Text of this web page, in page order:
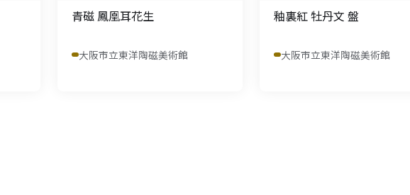
青磁 鳳凰耳花生
大阪市立東洋陶磁美術館
釉裏紅 牡丹文 盤
大阪市立東洋陶磁美術館